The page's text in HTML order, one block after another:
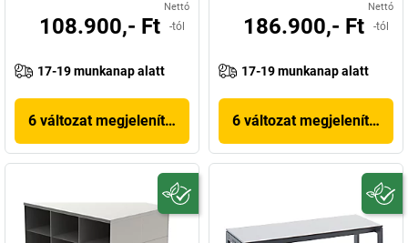
Nettó
108.900,- Ft -tól
17-19 munkanap alatt
6 változat megjelenítése
Nettó
186.900,- Ft -tól
17-19 munkanap alatt
6 változat megjelenítése